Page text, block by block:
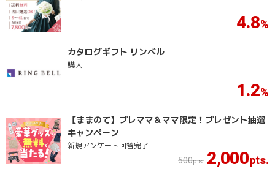
4.8
カタログギフト リンベル
購入
1.2
【ままのて】プレママ＆ママ限定！プレゼント抽選
キャンペーン
新規アンケート回答完了
500 2,000